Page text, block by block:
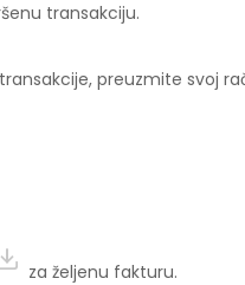
transakciju.
preuzmite svoj
za željenu fakturu.